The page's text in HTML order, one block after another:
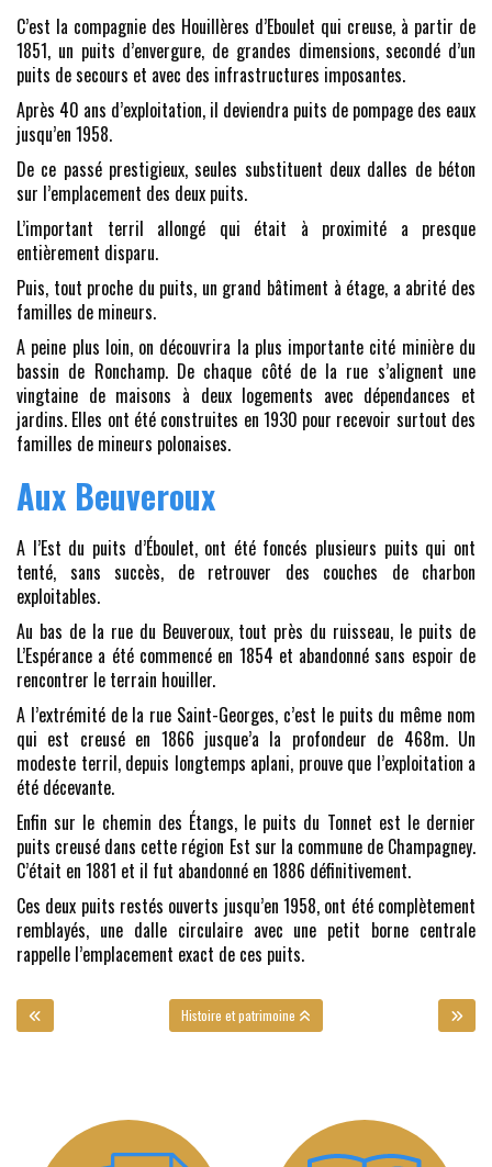
C’est la compagnie des Houillères d’Eboulet qui creuse, à partir de
1851, un puits d’envergure, de grandes dimensions, secondé d’un
puits de secours et avec des infrastructures imposantes.
Après 40 ans d’exploitation, il deviendra puits de pompage des eaux
jusqu’en 1958.
De ce passé prestigieux, seules substituent deux dalles de béton
sur l’emplacement des deux puits.
L’important terril allongé qui était à proximité a presque
entièrement disparu.
Puis, tout proche du puits, un grand bâtiment à étage, a abrité des
familles de mineurs.
A peine plus loin, on découvrira la plus importante cité minière du
bassin de Ronchamp. De chaque côté de la rue s’alignent une
vingtaine de maisons à deux logements avec dépendances et
jardins. Elles ont été construites en 1930 pour recevoir surtout des
familles de mineurs polonaises.
Aux Beuveroux
A l’Est du puits d’Éboulet, ont été foncés plusieurs puits qui ont
tenté, sans succès, de retrouver des couches de charbon
exploitables.
Au bas de la rue du Beuveroux, tout près du ruisseau, le puits de
L’Espérance a été commencé en 1854 et abandonné sans espoir de
rencontrer le terrain houiller.
A l’extrémité de la rue Saint-Georges, c’est le puits du même nom
qui est creusé en 1866 jusque’a la profondeur de 468m. Un
modeste terril, depuis longtemps aplani, prouve que l’exploitation a
été décevante.
Enfin sur le chemin des Étangs, le puits du Tonnet est le dernier
puits creusé dans cette région Est sur la commune de Champagney.
C’était en 1881 et il fut abandonné en 1886 définitivement.
Ces deux puits restés ouverts jusqu’en 1958, ont été complètement
remblayés, une dalle circulaire avec une petit borne centrale
rappelle l’emplacement exact de ces puits.
Histoire et patrimoine